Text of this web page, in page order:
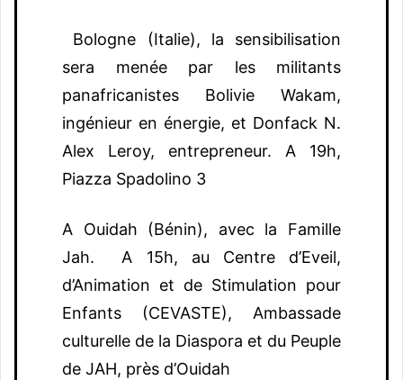
Bologne (Italie), la sensibilisation
sera menée par les militants
panafricanistes Bolivie Wakam,
ingénieur en énergie, et Donfack N.
Alex Leroy, entrepreneur. A 19h,
Piazza Spadolino 3
A Ouidah (Bénin), avec la Famille
Jah. A 15h, au Centre d’Eveil,
d’Animation et de Stimulation pour
Enfants (CEVASTE), Ambassade
culturelle de la Diaspora et du Peuple
de JAH, près d’Ouidah